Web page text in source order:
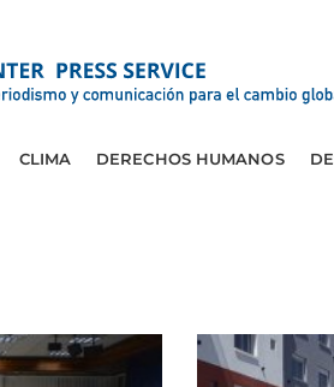
CLIMA DERECHOS HUMANOS